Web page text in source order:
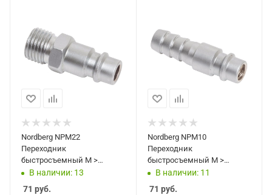
Nordberg NPM22
Переходник
быстросъемный M >
резьба M1/4
В наличии: 13
71 руб.
Nordberg NPM10
Переходник
быстросъемный M >
елочка 10 мм
В наличии: 11
71 руб.